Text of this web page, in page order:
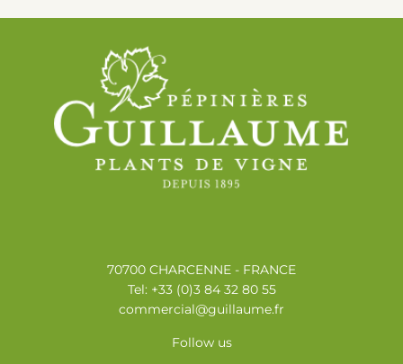
70700 CHARCENNE - FRANCE
Tel: +33 (0)3 84 32 80 55
commercial@guillaume.fr
Follow us